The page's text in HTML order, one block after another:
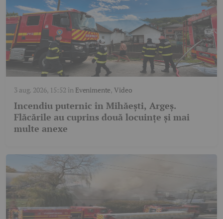
3 aug. 2026, 15:52 în Evenimente,Video
Incendiu puternic în Mihăești, Argeș.
Flăcările au cuprins două locuințe și mai
multe anexe